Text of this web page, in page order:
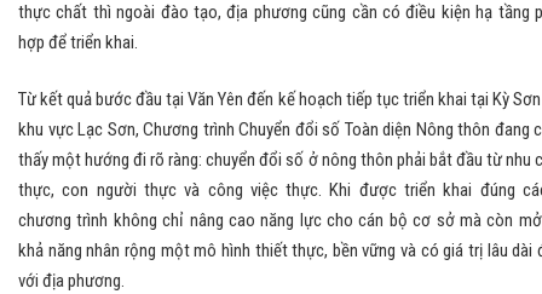
thực chất thì ngoài đào tạo, địa phương cũng cần có điều kiện hạ tầng
hợp để triển khai.
Từ kết quả bước đầu tại Văn Yên đến kế hoạch tiếp tục triển khai tại Kỳ
khu vực Lạc Sơn, Chương trình Chuyển đổi số Toàn diện Nông thôn đang
thấy một hướng đi rõ ràng: chuyển đổi số ở nông thôn phải bắt đầu từ nhu
thực, con người thực và công việc thực. Khi được triển khai đúng
chương trình không chỉ nâng cao năng lực cho cán bộ cơ sở mà còn
khả năng nhân rộng một mô hình thiết thực, bền vững và có giá trị lâu dài
với địa phương.